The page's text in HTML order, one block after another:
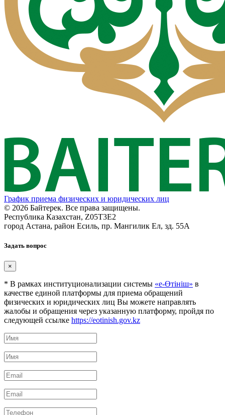
График приема физических и юридических лиц
© 2026 Байтерек. Все права защищены.
Республика Казахстан, Z05T3E2
город Астана, район Есиль, пр. Мангилик Ел, зд. 55А
Задать вопрос
×
* В рамках институционализации системы «е-Өтініш» в
качестве единой платформы для приема обращений
физических и юридических лиц Вы можете направлять
жалобы и обращения через указанную платформу, пройдя по
следующей ссылке https://eotinish.gov.kz